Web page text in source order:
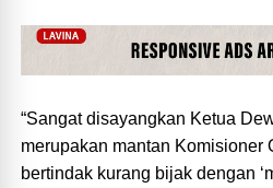
“Sangat disayangkan Ketua
merupakan mantan Komisioner
bertindak kurang bijak dengan